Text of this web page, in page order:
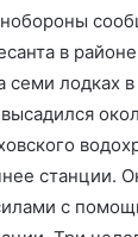
в
семи лодках в
станции.
с